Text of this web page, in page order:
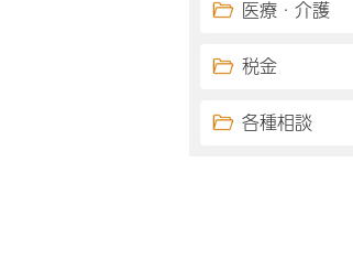
医療・介護
税金
各種相談